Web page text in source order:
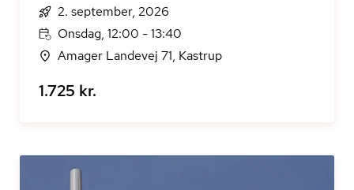
2. september, 2026
Onsdag, 12:00 - 13:40
Amager Landevej 71, Kastrup
1.725 kr.